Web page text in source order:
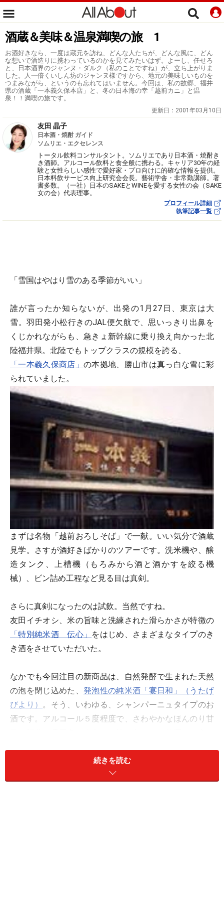
酒蔵＆美味＆温泉満喫の旅 1
お酒好きなら、一度は蔵元を訪ね、どんな人たちが、どんな風に、どん
な想いで酒造りに携わっているのかを見てみたいはず。よーし、任せろ
と、日本酒界のジャンヌ・ダルク（私のことですね）が、立ち上がりま
した。人一倍くいしん坊のジャンヌ様ですから、地元の美味しいものを
つまみながら、というのも忘れてはいません。今回は、私の故郷、福井
県の酒蔵「一本義久保本店」と、冬の日本海の幸「越前カニ」と温
泉！！満喫の旅です。
更新日： 2001年03月10日
友田 晶子
日本酒・焼酎 ガイド
ソムリエ・エクセレンス
トータル飲料コンサルタント。ソムリエであり日本酒・焼酎き
き酒師。アルコール飲料と食全般に携わる。キャリア30年の経
験と女性らしい感性で愛好家・プロ向けに的確な情報を提供。
日本料飲サービス向上研究会会長。藝術学舎・非常勤講師。著
書多数。（一社）日本のSAKEとWINEを愛する女性の会（SAKE
女の会）代表理事。
プロフィール詳細
執筆記事一覧
「雪国はやはり雪のある季節がいい」
誰が言ったか知らないが、出発の1月27日、東京は大
雪。羽田発小松行きのJAL便欠航で、思いっきり出鼻を
くじかれながらも、急きょ新幹線に乗り換え向かった北
陸福井県。北陸でもトップクラスの規模を誇る、
「一本義久保商店」 の本拠地、勝山市は真っ白な雪に彩
られていました。
まずは名物「越前おろしそば」で一献。いい気分で酒蔵
見学。さすが酒好きばかりのツアーです。洗米機や、醸
造タンク、上槽機（もろみから酒と酒かすを絞る機
械）、ビン詰め工程など見る目は真剣。
さらに真剣になったのは試飲。当然ですね。
友田イチオシ、米の旨味と洗練された滑らかさが特徴の
「特別純米酒 伝心」 をはじめ、さまざまなタイプのき
き酒をさせていただいた。
なかでも今回注目の新商品は、自然発酵で生まれた天然
の泡を閉じ込めた、 発泡性の純米酒「宴日和」（うたげ
びより） 。そう、いわゆる、シャンパーニュタイプのお
酒です。アルコール５度程度で、さわやかなほんのり甘
続きを読む